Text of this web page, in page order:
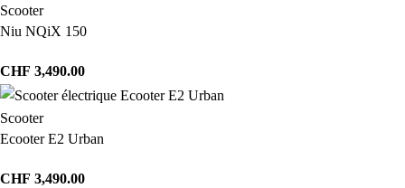
Scooter
Niu NQiX 150
CHF 3,490.00
Scooter
Ecooter E2 Urban
CHF 3,490.00